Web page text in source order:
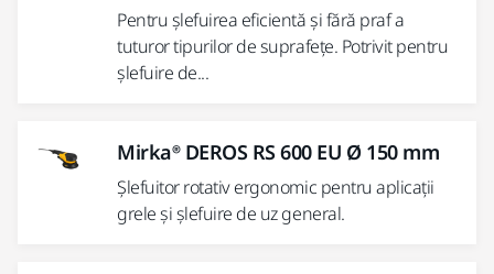
Pentru șlefuirea eficientă și fără praf a
tuturor tipurilor de suprafețe. Potrivit pentru
șlefuire de...
Mirka® DEROS RS 600 EU Ø 150 mm
Șlefuitor rotativ ergonomic pentru aplicații
grele și șlefuire de uz general.